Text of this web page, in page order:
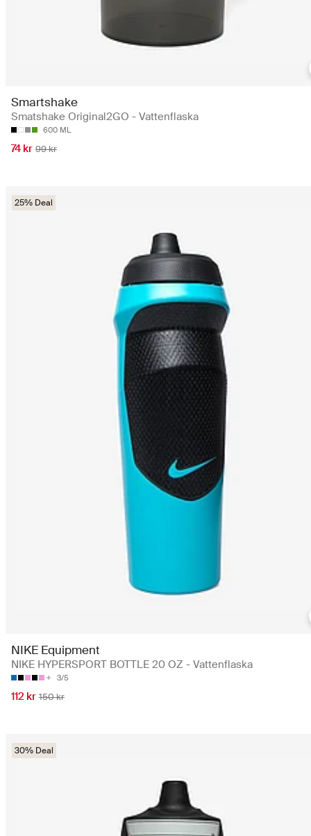
Smartshake
Smatshake Original2GO - Vattenflaska
600 ML
74 kr 99 kr
25% Deal
NIKE Equipment
NIKE HYPERSPORT BOTTLE 20 OZ - Vattenflaska
3/5
112 kr 150 kr
30% Deal